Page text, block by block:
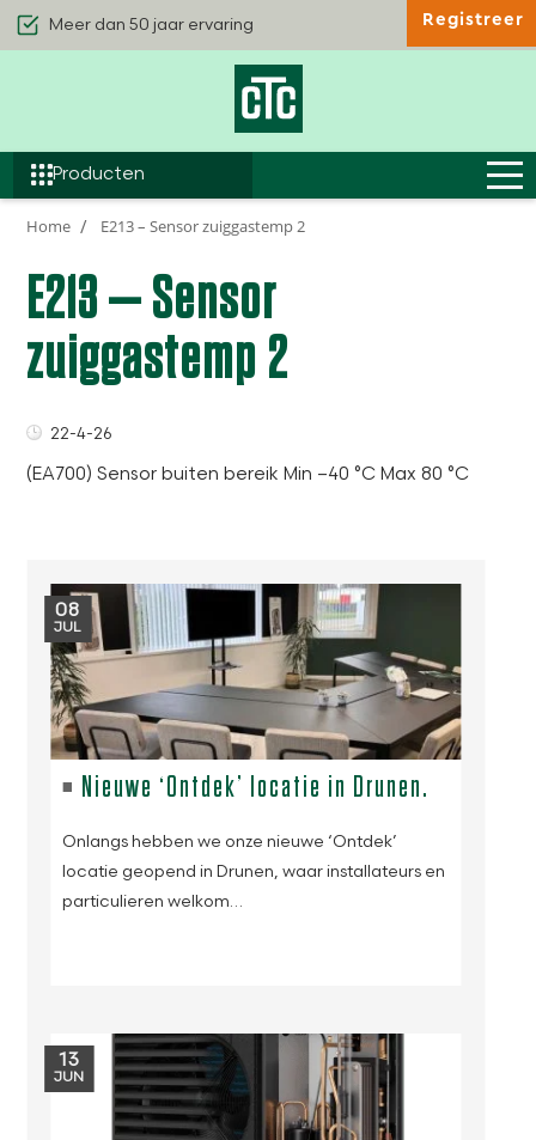
Kwaliteit & Comfort
Efficiëntie
Producten
Registreer
Home E213 – Sensor zuiggastemp 2
E213 – Sensor
zuiggastemp 2
22-4-26
(EA700) Sensor buiten bereik Min –40 °C Max 80 °C
08
JUL
Nieuwe ‘Ontdek’ locatie in Drunen.
Onlangs hebben we onze nieuwe ‘Ontdek’
locatie geopend in Drunen, waar installateurs en
particulieren welkom…
13
JUN